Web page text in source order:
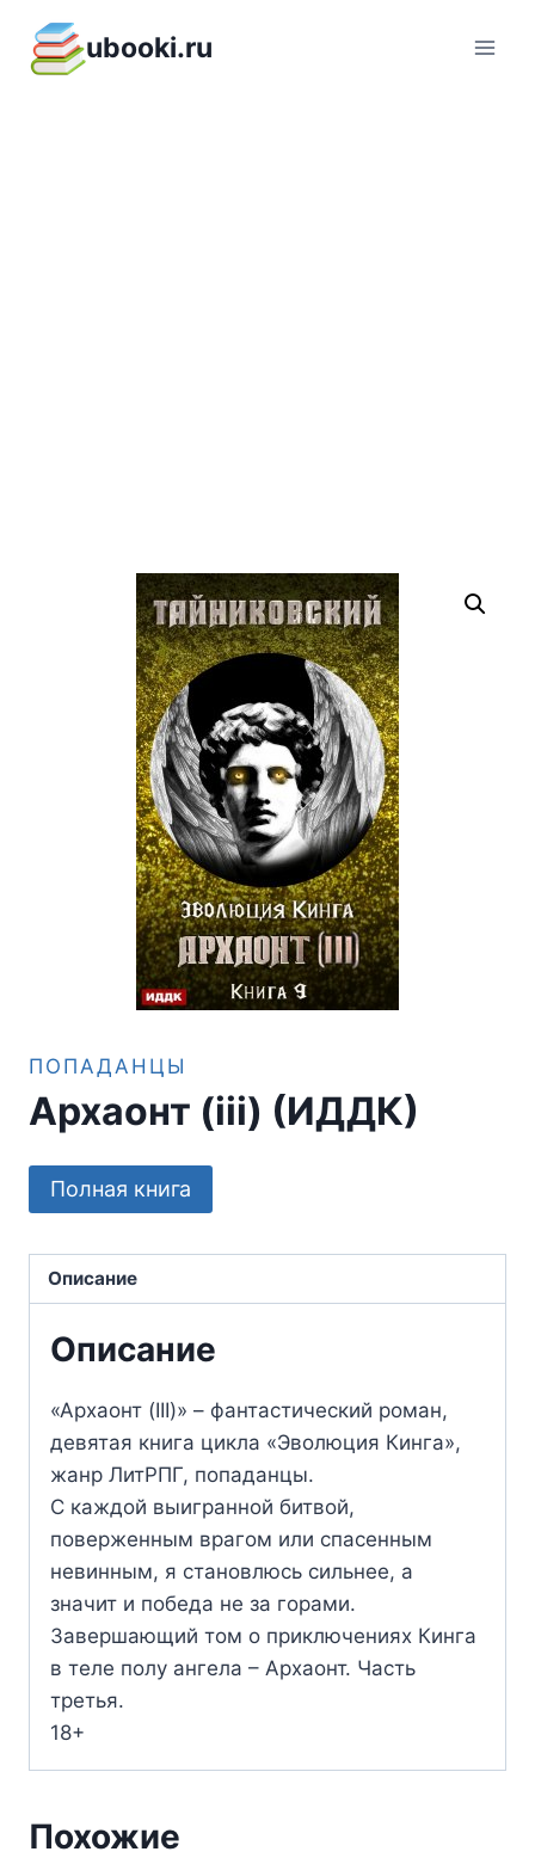
содержимому
ubooki.ru
ПОПАДАНЦЫ
Архаонт (iii) (ИДДК)
Полная книга
Описание
Описание
«Архаонт (III)» – фантастический роман,
девятая книга цикла «Эволюция Кинга»,
жанр ЛитРПГ, попаданцы.
С каждой выигранной битвой,
поверженным врагом или спасенным
невинным, я становлюсь сильнее, а
значит и победа не за горами.
Завершающий том о приключениях Кинга
в теле полу ангела – Архаонт. Часть
третья.
18+
Похожие